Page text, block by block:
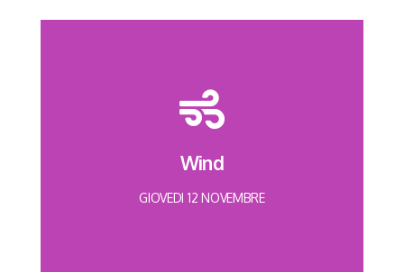
Wind
GIOVEDI 12 NOVEMBRE